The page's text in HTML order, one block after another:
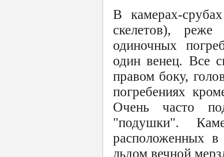
В камерах-
скелетов),
одиночных
один венец. Все
правом боку,
погребениях
Очень часто
"подушки".
расположенных
льдом вечной